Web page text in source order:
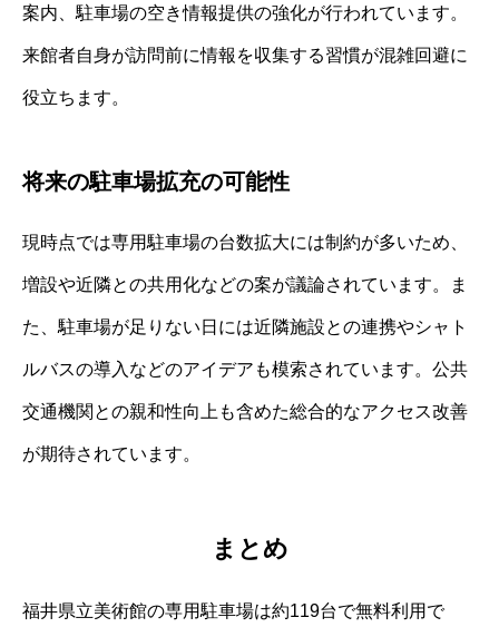
案内、駐車場の空き情報提供の強化が行われています。
来館者自身が訪問前に情報を収集する習慣が混雑回避に
役立ちます。
将来の駐車場拡充の可能性
現時点では専用駐車場の台数拡大には制約が多いため、
増設や近隣との共用化などの案が議論されています。ま
た、駐車場が足りない日には近隣施設との連携やシャト
ルバスの導入などのアイデアも模索されています。公共
交通機関との親和性向上も含めた総合的なアクセス改善
が期待されています。
まとめ
福井県立美術館の専用駐車場は約119台で無料利用で